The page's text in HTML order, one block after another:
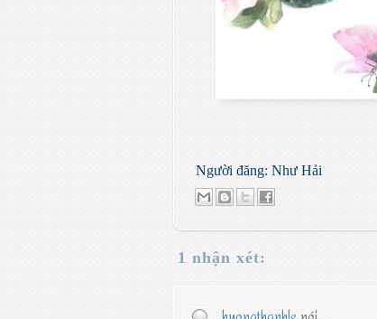
Người đăng: Như Hải
1 nhận xét: